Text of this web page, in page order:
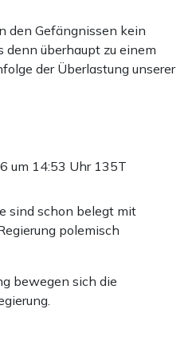
den Gefängnissen kein
denn überhaupt zu einem
der Überlastung unserer
um 14:53 Uhr 135T
sind schon belegt mit
polemisch
bewegen sich die